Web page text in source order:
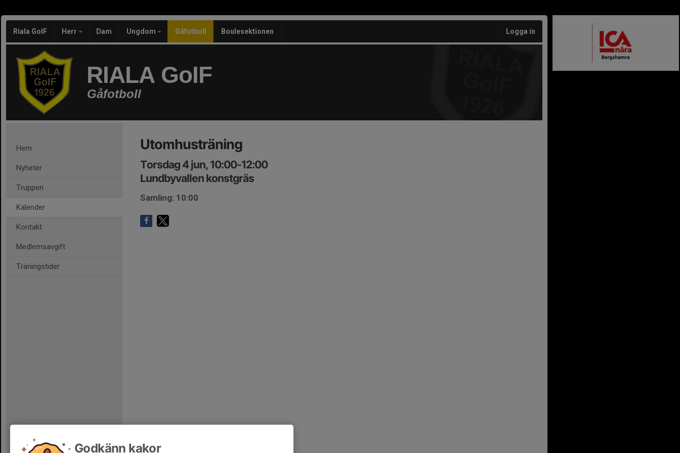
Riala GoIF Herr Dam Ungdom Gåfotboll Boulesektionen Logga in
RIALA GoIF
Gåfotboll
Hem
Nyheter
Truppen
Kalender
Kontakt
Medlemsavgift
Träningstider
Utomhusträning
Torsdag 4 jun, 10:00-12:00
Lundbyvallen konstgräs
Samling: 10:00
Godkänn kakor